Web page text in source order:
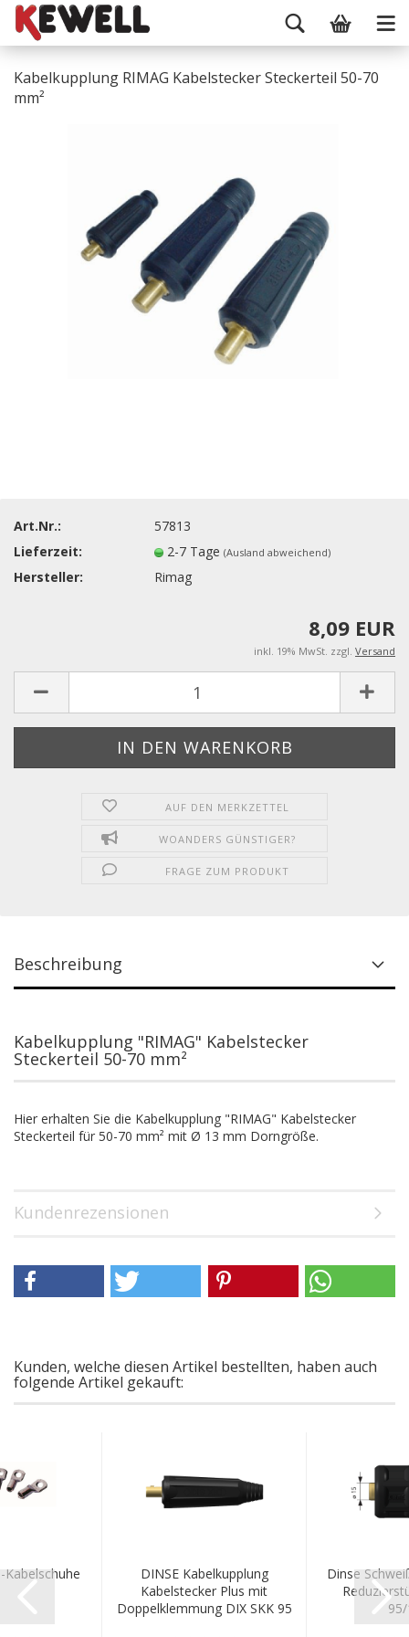
Kabelkupplung RIMAG Kabelstecker Steckerteil 50-70
mm²
Art.Nr.:
57813
Lieferzeit:
2-7 Tage(Ausland abweichend)
Hersteller: Rimag
8,09 EUR
inkl. 19% MwSt. zzgl. Versand
AUF DEN MERKZETTEL
WOANDERS GÜNSTIGER?
FRAGE ZUM PRODUKT
Beschreibung
Kabelkupplung "RIMAG" Kabelstecker
Steckerteil 50-70 mm²
Hier erhalten Sie die Kabelkupplung "RIMAG" Kabelstecker
Steckerteil für 50-70 mm² mit Ø 13 mm Dorngröße.
Kundenrezensionen
Kunden, welche diesen Artikel bestellten, haben auch
folgende Artikel gekauft:
DINSE Kabelkupplung
Kabelstecker Plus mit
Doppelklemmung DIX SKK 95
Dinse